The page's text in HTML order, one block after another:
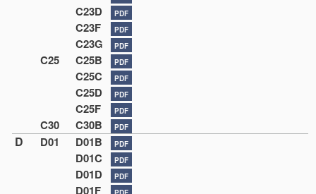
C23D PDF
C23F PDF
C23G PDF
C25 C25B PDF
C25C PDF
C25D PDF
C25F PDF
C30 C30B PDF
D D01 D01B PDF
D01C PDF
D01D PDF
D01F